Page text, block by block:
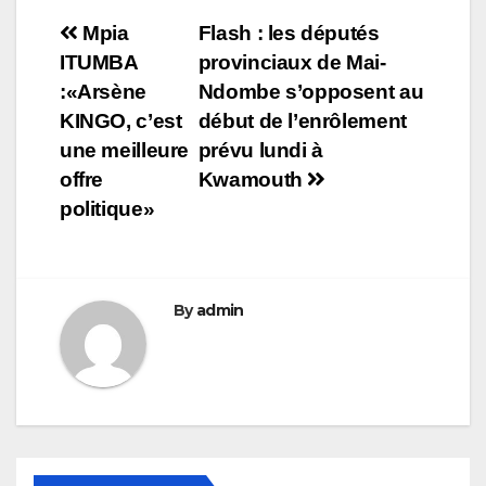
Navigation
de
l’article
Flash : les députés
provinciaux de Mai-
Ndombe s’opposent au
début de l’enrôlement
prévu lundi à
Kwamouth
Mpia
ITUMBA
:«Arsène
KINGO, c’est
une meilleure
offre
politique»
Byadmin